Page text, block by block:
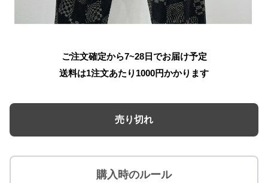
ご注文確定から7~28日でお届け予定
送料は1注文あたり 1000円かかります
売り切れ
購入時のルール